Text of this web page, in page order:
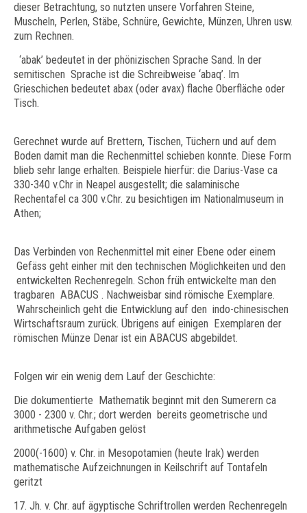
dieser Betrachtung, so nutzten unsere Vorfahren Steine,
Muscheln, Perlen, Stäbe, Schnüre, Gewichte, Münzen, Uhren usw.
zum Rechnen.
‘abak’ bedeutet in der phönizischen Sprache Sand. In der
semitischen Sprache ist die Schreibweise ‘abaq’. Im
Grieschichen bedeutet abax (oder avax) flache Oberfläche oder
Tisch.
Gerechnet wurde auf Brettern, Tischen, Tüchern und auf dem
Boden damit man die Rechenmittel schieben konnte. Diese Form
blieb sehr lange erhalten. Beispiele hierfür: die Darius-Vase ca
330-340 v.Chr in Neapel ausgestellt; die salaminische
Rechentafel ca 300 v.Chr. zu besichtigen im Nationalmuseum in
Athen;
Das Verbinden von Rechenmittel mit einer Ebene oder einem
Gefäss geht einher mit den technischen Möglichkeiten und den
entwickelten Rechenregeln. Schon früh entwickelte man den
tragbaren ABACUS . Nachweisbar sind römische Exemplare.
Wahrscheinlich geht die Entwicklung auf den indo-chinesischen
Wirtschaftsraum zurück. Übrigens auf einigen Exemplaren der
römischen Münze Denar ist ein ABACUS abgebildet.
Folgen wir ein wenig dem Lauf der Geschichte:
Die dokumentierte Mathematik beginnt mit den Sumerern ca
3000 - 2300 v. Chr.; dort werden bereits geometrische und
arithmetische Aufgaben gelöst
2000(-1600) v. Chr. in Mesopotamien (heute Irak) werden
mathematische Aufzeichnungen in Keilschrift auf Tontafeln
geritzt
17. Jh. v. Chr. auf ägyptische Schriftrollen werden Rechenregeln